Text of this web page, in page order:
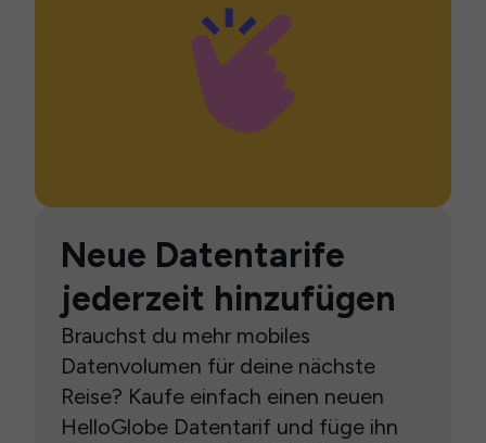
Neue Datentarife
jederzeit hinzufügen
Brauchst du mehr mobiles
Datenvolumen für deine nächste
Reise? Kaufe einfach einen neuen
HelloGlobe Datentarif und füge ihn